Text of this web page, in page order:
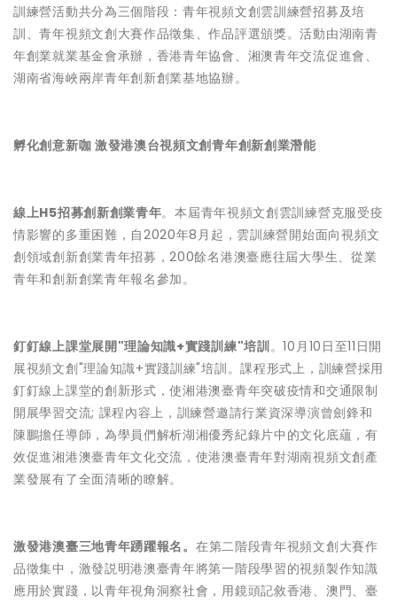
訓練營活動共分為三個階段：青年視頻文創雲訓練營招募及培
訓、青年視頻文創大賽作品徵集、作品評選頒獎。活動由湖南青
年創業就業基金會承辦，香港青年協會、湘澳青年交流促進會、
湖南省海峽兩岸青年創新創業基地協辦。
孵化創意新咖 激發港澳台視頻文創青年創新創業潛能
線上H5招募創新創業青年。本屆青年視頻文創雲訓練營克服受疫
情影響的多重困難，自2020年8月起，雲訓練營開始面向視頻文
創領域創新創業青年招募，200餘名港澳臺應往屆大學生、從業
青年和創新創業青年報名參加。
釘釘線上課堂展開"理論知識+實踐訓練"培訓 。10月10日至11日開
展視頻文創"理論知識+實踐訓練"培訓。課程形式上，訓練營採用
釘釘線上課堂的創新形式，使湘港澳臺青年突破疫情和交通限制
開展學習交流; 課程內容上，訓練營邀請行業資深導演曾劍鋒和
陳鵬擔任導師，為學員們解析湖湘優秀紀錄片中的文化底蘊，有
效促進湘港澳臺青年文化交流，使港澳臺青年對湖南視頻文創產
業發展有了全面清晰的瞭解。
激發港澳臺三地青年踴躍報名。 在第二階段青年視頻文創大賽作
品徵集中，激發説明港澳臺青年將第一階段學習的視頻製作知識
應用於實踐，以青年視角洞察社會，用鏡頭記敘香港、澳門、臺